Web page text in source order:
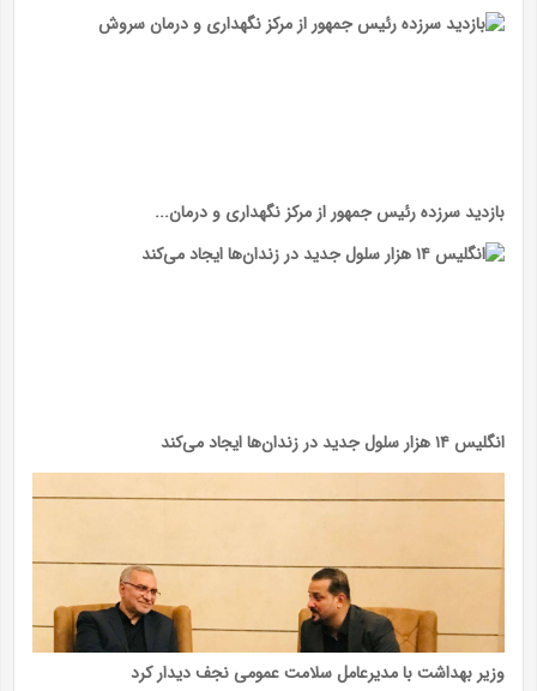
بازدید سرزده رئیس جمهور از مرکز نگهداری و درمان...
انگلیس ۱۴ هزار سلول جدید در زندان‌ها ایجاد می‌کند
وزیر بهداشت با مدیرعامل سلامت عمومی نجف دیدار کرد